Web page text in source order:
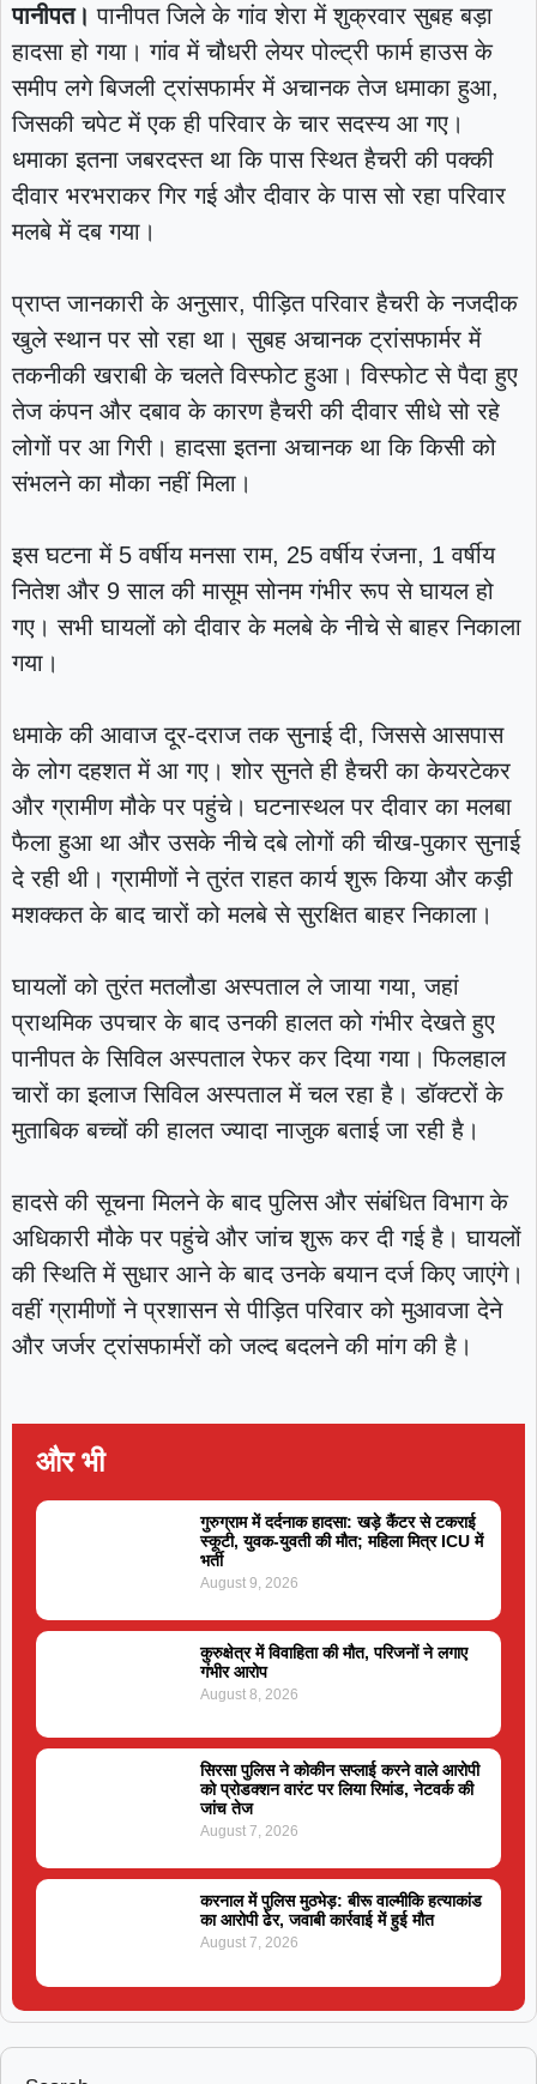
पानीपत। पानीपत जिले के गांव शेरा में शुक्रवार सुबह बड़ा
हादसा हो गया। गांव में चौधरी लेयर पोल्ट्री फार्म हाउस के
समीप लगे बिजली ट्रांसफार्मर में अचानक तेज धमाका हुआ,
जिसकी चपेट में एक ही परिवार के चार सदस्य आ गए।
धमाका इतना जबरदस्त था कि पास स्थित हैचरी की पक्की
दीवार भरभराकर गिर गई और दीवार के पास सो रहा परिवार
मलबे में दब गया।
प्राप्त जानकारी के अनुसार, पीड़ित परिवार हैचरी के नजदीक
खुले स्थान पर सो रहा था। सुबह अचानक ट्रांसफार्मर में
तकनीकी खराबी के चलते विस्फोट हुआ। विस्फोट से पैदा हुए
तेज कंपन और दबाव के कारण हैचरी की दीवार सीधे सो रहे
लोगों पर आ गिरी। हादसा इतना अचानक था कि किसी को
संभलने का मौका नहीं मिला।
इस घटना में 5 वर्षीय मनसा राम, 25 वर्षीय रंजना, 1 वर्षीय
नितेश और 9 साल की मासूम सोनम गंभीर रूप से घायल हो
गए। सभी घायलों को दीवार के मलबे के नीचे से बाहर निकाला
गया।
धमाके की आवाज दूर-दराज तक सुनाई दी, जिससे आसपास
के लोग दहशत में आ गए। शोर सुनते ही हैचरी का केयरटेकर
और ग्रामीण मौके पर पहुंचे। घटनास्थल पर दीवार का मलबा
फैला हुआ था और उसके नीचे दबे लोगों की चीख-पुकार सुनाई
दे रही थी। ग्रामीणों ने तुरंत राहत कार्य शुरू किया और कड़ी
मशक्कत के बाद चारों को मलबे से सुरक्षित बाहर निकाला।
घायलों को तुरंत मतलौडा अस्पताल ले जाया गया, जहां
प्राथमिक उपचार के बाद उनकी हालत को गंभीर देखते हुए
पानीपत के सिविल अस्पताल रेफर कर दिया गया। फिलहाल
चारों का इलाज सिविल अस्पताल में चल रहा है। डॉक्टरों के
मुताबिक बच्चों की हालत ज्यादा नाजुक बताई जा रही है।
हादसे की सूचना मिलने के बाद पुलिस और संबंधित विभाग के
अधिकारी मौके पर पहुंचे और जांच शुरू कर दी गई है। घायलों
की स्थिति में सुधार आने के बाद उनके बयान दर्ज किए जाएंगे।
वहीं ग्रामीणों ने प्रशासन से पीड़ित परिवार को मुआवजा देने
और जर्जर ट्रांसफार्मरों को जल्द बदलने की मांग की है।
और भी
गुरुग्राम में दर्दनाक हादसा: खड़े कैंटर से टकराई
स्कूटी, युवक-युवती की मौत; महिला मित्र ICU में
भर्ती
August 9, 2026
कुरुक्षेत्र में विवाहिता की मौत, परिजनों ने लगाए
गंभीर आरोप
August 8, 2026
सिरसा पुलिस ने कोकीन सप्लाई करने वाले आरोपी
को प्रोडक्शन वारंट पर लिया रिमांड, नेटवर्क की
जांच तेज
August 7, 2026
करनाल में पुलिस मुठभेड़: बीरू वाल्मीकि हत्याकांड
का आरोपी ढेर, जवाबी कार्रवाई में हुई मौत
August 7, 2026